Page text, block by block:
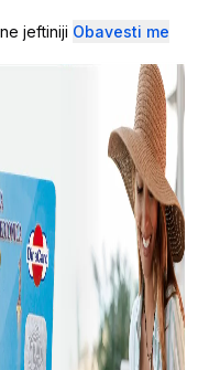
jeftiniji Obavesti me